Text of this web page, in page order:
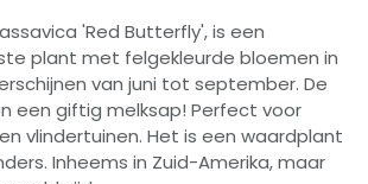
'Red Butterfly', is een
plant met felgekleurde bloemen in
van juni tot september. De
een giftig melksap! Perfect voor
vlindertuinen. Het is een waardplant
Inheems in Zuid-Amerika, maar